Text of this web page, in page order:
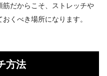
筋だからこそ、ストレッチや
くべき場所になります。
方法